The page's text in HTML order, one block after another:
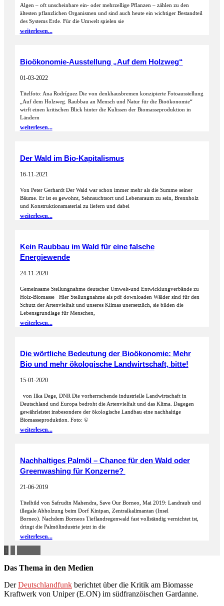
Algen – oft unscheinbare ein- oder mehrzellige Pflanzen – zählen zu den
ältesten pflanzlichen Organismen und sind auch heute ein wichtiger Bestandteil
des Systems Erde. Für die Umwelt spielen sie
weiterlesen...
Bioökonomie-Ausstellung „Auf dem Holzweg“
01-03-2022
Titelfoto: Ana Rodríguez Die von denkhausbremen konzipierte Fotoausstellung
„Auf dem Holzweg. Raubbau an Mensch und Natur für die Bioökonomie“
wirft einen kritischen Blick hinter die Kulissen der Biomasseproduktion in
Ländern
weiterlesen...
Der Wald im Bio-Kapitalismus
16-11-2021
Von Peter Gerhardt Der Wald war schon immer mehr als die Summe seiner
Bäume. Er ist es gewohnt, Sehnsuchtsort und Lebensraum zu sein, Brennholz
und Konstruktionsmaterial zu liefern und dabei
weiterlesen...
Kein Raubbau im Wald für eine falsche
Energiewende
24-11-2020
Gemeinsame Stellungnahme deutscher Umwelt-und Entwicklungverbände zu
Holz-Biomasse Hier Stellungnahme als pdf downloaden Wälder sind für den
Schutz der Artenvielfalt und unseres Klimas unersetzlich, sie bilden die
Lebensgrundlage für Menschen,
weiterlesen...
Die wörtliche Bedeutung der Bioökonomie: Mehr
Bio und mehr ökologische Landwirtschaft, bitte!
15-01-2020
von Ilka Dege, DNR Die vorherrschende industrielle Landwirtschaft in
Deutschland und Europa bedroht die Artenvielfalt und das Klima. Dagegen
gewährleistet insbesondere der ökologische Landbau eine nachhaltige
Biomasseproduktion. Foto: ©
weiterlesen...
Nachhaltiges Palmöl – Chance für den Wald oder
Greenwashing für Konzerne?
21-06-2019
Titelbild von Safrudin Mahendra, Save Our Borneo, Mai 2019: Landraub und
illegale Abholzung beim Dorf Kinipan, Zentralkalimantan (Insel
Borneo). Nachdem Borneos Tieflandregenwald fast vollständig vernichtet ist,
dringt die Palmölindustrie jetzt in die
weiterlesen...
1
Das Thema in den Medien
DerDeutschlandfunk berichtet über die Kritik am Biomasse
Kraftwerk von Uniper (E.ON) im südfranzöischen Gardanne.